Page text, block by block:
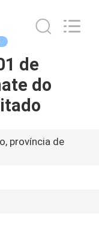
de
do
província de